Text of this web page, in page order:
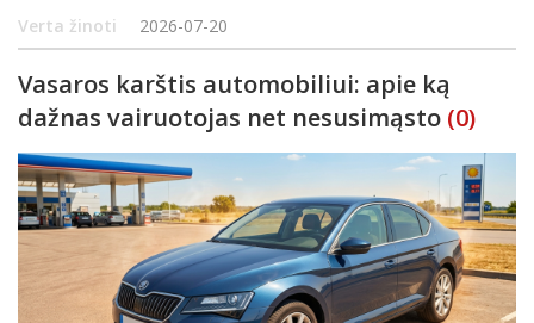
suprojektavimo, daviklių išdėstymo, ryšio, darbuotojų veiksmų ir
reguliarios priežiūros. Net brangi sistema
Verta žinoti 2026-07-20
Vasaros karštis automobiliui: apie ką
dažnas vairuotojas net nesusimąsto (0)